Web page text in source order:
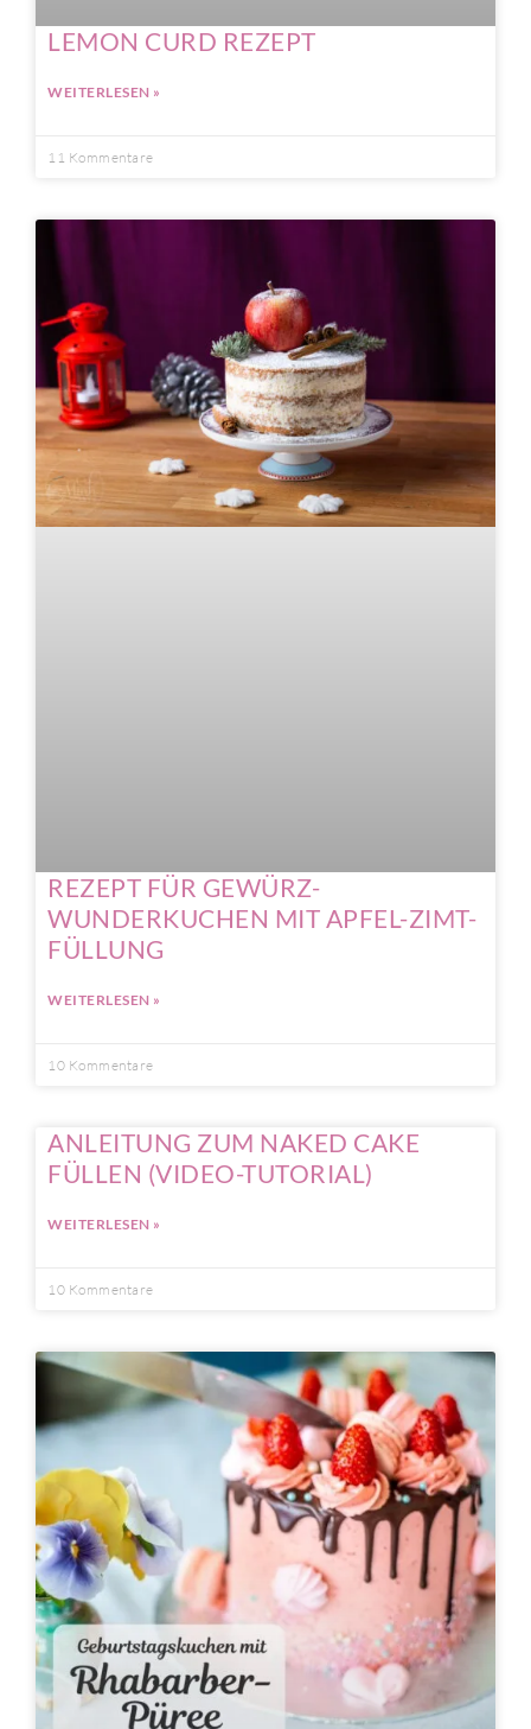
LEMON CURD REZEPT
WEITERLESEN »
11 Kommentare
REZEPT FÜR GEWÜRZ-
WUNDERKUCHEN MIT APFEL-ZIMT-
FÜLLUNG
WEITERLESEN »
10 Kommentare
ANLEITUNG ZUM NAKED CAKE
FÜLLEN (VIDEO-TUTORIAL)
WEITERLESEN »
10 Kommentare